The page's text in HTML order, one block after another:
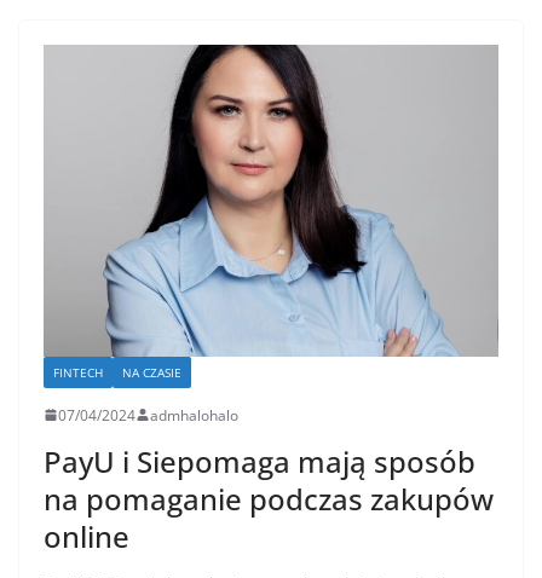
FINTECH NA CZASIE
07/04/2024 admhalohalo
PayU i Siepomaga mają sposób
na pomaganie podczas zakupów
online